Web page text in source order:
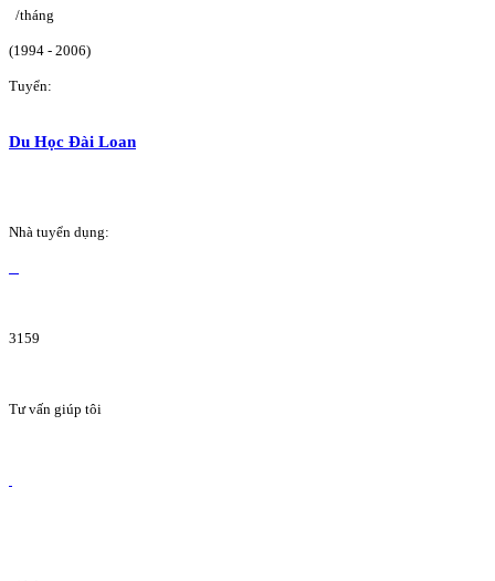
/tháng
(1994 - 2006)
Tuyển:
Du Học Đài Loan
Nhà tuyển dụng:
3159
Tư vấn giúp tôi